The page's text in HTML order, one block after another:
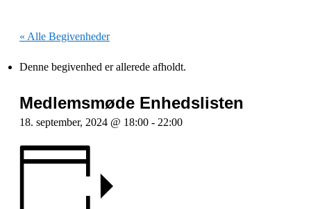
« Alle Begivenheder
Denne begivenhed er allerede afholdt.
Medlemsmøde Enhedslisten
18. september, 2024 @ 18:00 - 22:00